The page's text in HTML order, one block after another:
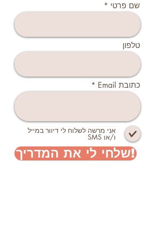
שם פרטי
טלפון
כתובת Email
אני מרשה לשלוח לי דיוור במייל
ו/או SMS
שלחי לי את המדריך!